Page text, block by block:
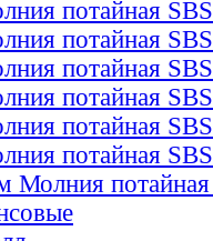
потайная SBS
потайная SBS
потайная SBS
потайная SBS
потайная SBS
потайная SBS
Молния